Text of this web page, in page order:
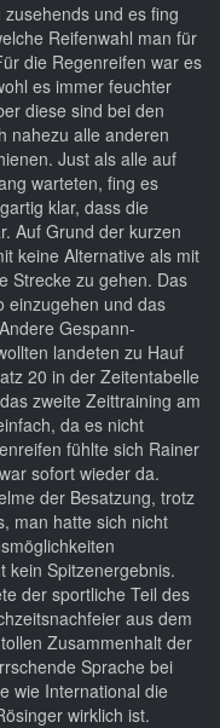
und es fing
Reifenwahl man für
die Regenreifen war es
es immer feuchter
diese sind bei den
nahezu alle anderen
Just als alle auf
warteten, fing es
klar, dass die
Auf Grund der kurzen
keine Alternative als mit
Strecke zu gehen. Das
einzugehen und das
Gespann-
landeten zu Hauf
20 in der Zeitentabelle
zweite Zeittraining am
da es nicht
fühlte sich Rainer
sofort wieder da.
der Besatzung, trotz
man hatte sich nicht
kein Spitzenergebnis.
der sportliche Teil des
aus dem
Zusammenhalt der
Sprache bei
wie International die
wirklich ist.